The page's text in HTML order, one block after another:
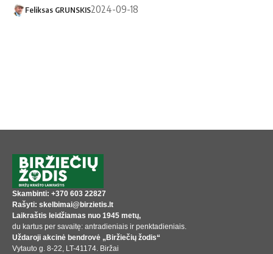
Feliksas GRUNSKIS2024-09-18
Skambinti: +370 603 22827
Rašyti: skelbimai@birzietis.lt
Laikraštis leidžiamas nuo 1945 metų,
du kartus per savaitę: antradieniais ir penktadieniais.
Uždaroji akcinė bendrovė „Biržiečių žodis“
Vytauto g. 8-22, LT-41174. Biržai